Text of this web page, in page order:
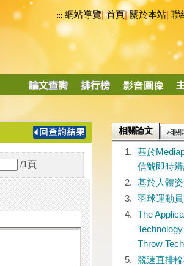
::: 網站導覽|首頁|關於本站 聯
導
/1 頁
相關論文 相關
1.
基於
信號即時
2.
基於人體
3.
羽球運動
4.
The
Throw
5.
競速直排